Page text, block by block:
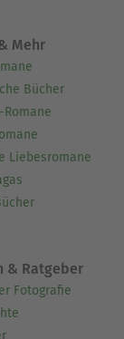
Mehr
Bücher
Romane
Liebesromane
& Ratgeber
Fotografie